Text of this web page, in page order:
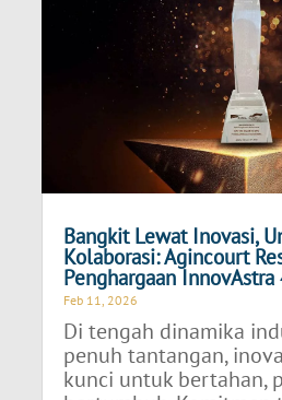
Bangkit Lewat Inovasi,
Kolaborasi: Agincourt
Penghargaan
Feb 11, 2026
Di tengah dinamika
penuh tantangan,
kunci untuk bertahan,